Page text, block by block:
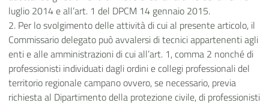
luglio 2014 e all’art. 1 del DPCM 14 gennaio 2015.
2. Per lo svolgimento delle attività di cui al presente articolo, il
Commissario delegato può avvalersi di tecnici appartenenti agli
enti e alle amministrazioni di cui all’art. 1, comma 2 nonché di
professionisti individuati dagli ordini e collegi professionali del
territorio regionale campano ovvero, se necessario, previa
richiesta al Dipartimento della protezione civile, di professionisti